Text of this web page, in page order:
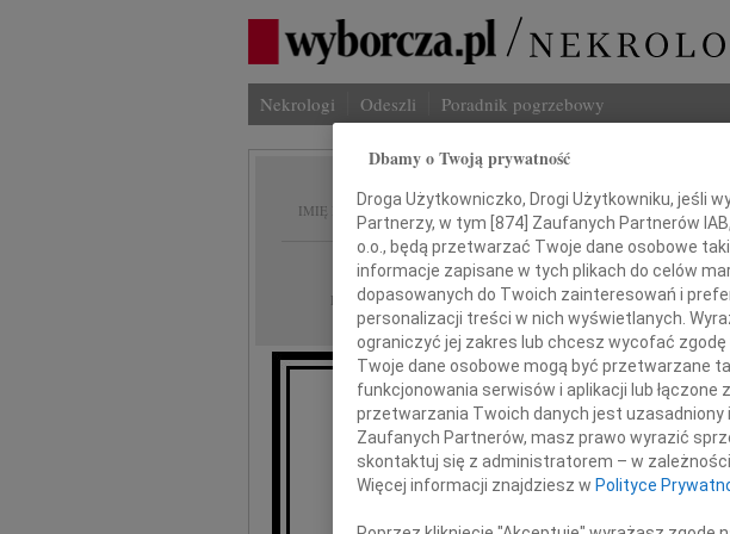
Nekrologi Odeszli Poradnik pogrzebowy
IMIĘ I NAZWISKO: Krystian Klaczak
REGION: Katowice
DATA EMISJI: 19.05.2010
Odszedł na zawsze
najbliższy mi człowiek
Krystian
Dbamy o Twoją prywatność
Droga Użytkowniczko, Drogi Użytkowniku, jeśli
Partnerzy, w tym [874] Zaufanych Partnerów
o.o., będą przetwarzać Twoje dane osobowe
informacje zapisane w tych plikach do celów
dopasowanych do Twoich zainteresowań i
personalizacji treści w nich wyświetlanych.
ograniczyć jej zakres lub chcesz wycofać zgodę
Twoje dane osobowe mogą być przetwarzane
funkcjonowania serwisów i aplikacji lub
przetwarzania Twoich danych jest uzasadniony
Zaufanych Partnerów, masz prawo wyrazić
skontaktuj się z administratorem – w
Więcej informacji znajdziesz w Polityce